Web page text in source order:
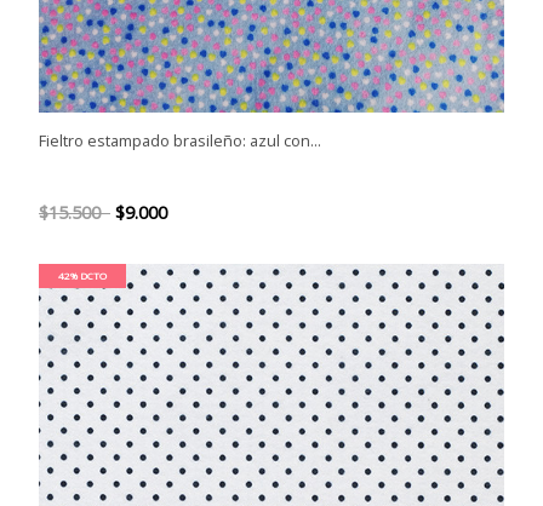
Fieltro estampado brasileño: azul con...
$15.500 $9.000
42% DCTO